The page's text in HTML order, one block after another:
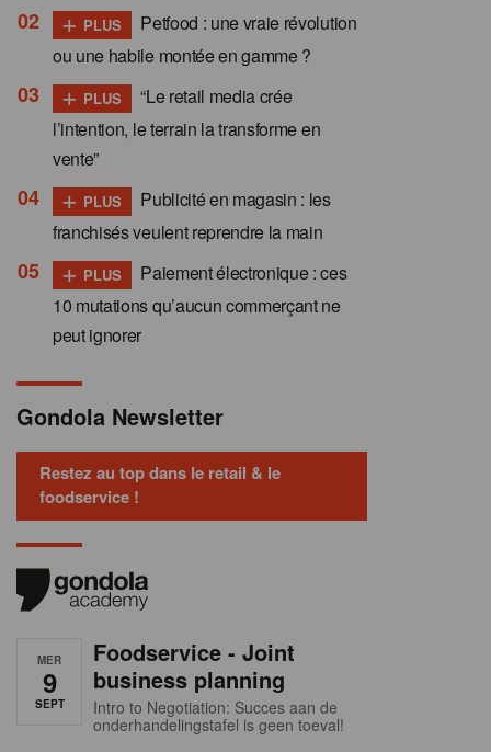
+ PLUS
Petfood : une vraie révolution
ou une habile montée en gamme ?
+ PLUS
“Le retail media crée
l’intention, le terrain la transforme en
vente”
+ PLUS
Publicité en magasin : les
franchisés veulent reprendre la main
+ PLUS
Paiement électronique : ces
10 mutations qu’aucun commerçant ne
peut ignorer
Gondola Newsletter
Restez au top dans le retail & le
foodservice !
MER
9
SEPT
Foodservice - Joint
business planning
Intro to Negotiation: Succes aan de
onderhandelingstafel is geen toeval!